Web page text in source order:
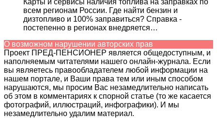
всем регионам России. Где найти бензин и
дизтопливо и 100% заправиться? Справка -
постепенно в регионах внедряется…
О возможном нарушении авторских прав
Проект ПРЕД-ПЕНСИОНЕР является общедоступным, и
наполняемым читателями нашего онлайн-журнала. Если
вы являетесь правообладателем любой информации на
нашем портале, и Ваши права тем или иным способом
нарушаются, мы просим Вас незамедлительно написать
об этом в комментариях к спорной статье (то же касается
фотографий, иллюстраций, инфографики). И мы
незамедлительно удалим материал.